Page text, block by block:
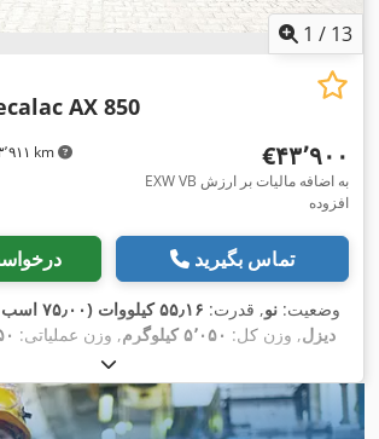
1 / 13
۳٬۹۱۱ km
AX 850
‎€۴۳٬۹۰۰
EXW VB به اضافه مالیات بر ارزش
افزوده
تماس بگیرید
وضعیت: نو, قدرت: ۵۵٫۱۶ کیلووات (۷۵٫۰۰ اسب بخار)
دیزل, وزن کل: ۵٬۰۵۰ کیلوگرم , وزن عملیاتی:
۱ h
685239865
,
استاندارد, چنگال پالت,,